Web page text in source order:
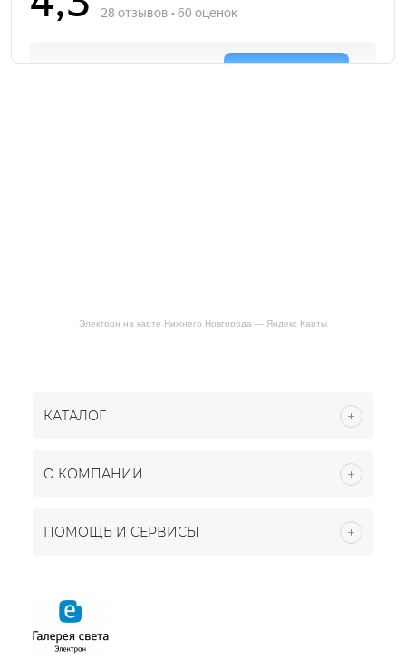
Электрон на карте Нижнего Новгорода — Яндекс Карты
КАТАЛОГ
О КОМПАНИИ
ПОМОЩЬ И СЕРВИСЫ